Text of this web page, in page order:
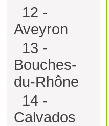
12 -
Aveyron
13 -
Bouches-
du-Rhône
14 -
Calvados